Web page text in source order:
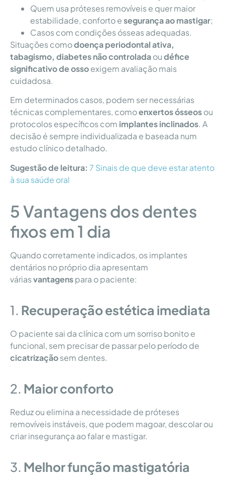
Quem usa próteses removíveis e quer maior
estabilidade, conforto esegurança ao mastigar;
Casos com condições ósseas adequadas.
Situações comodoença periodontal ativa,
tabagismo, diabetes não controladaoudéfice
significativo de ossoexigem avaliação mais
cuidadosa.
Em determinados casos, podem ser necessárias
técnicas complementares, comoenxertos ósseosou
protocolos específicos com implantes inclinados. A
decisão é sempre individualizada e baseada num
estudo clínico detalhado.
Sugestão de leitura: 7 Sinais de que deve estar atento
à sua saúde oral
5 Vantagens dos dentes
fixos em 1 dia
Quando corretamente indicados, os implantes
dentários no próprio dia apresentam
váriasvantagenspara o paciente:
1. Recuperação estética imediata
O paciente sai da clínica com um sorriso bonito e
funcional, sem precisar de passar pelo período de
cicatrizaçãosem dentes.
2. Maior conforto
Reduz ou elimina a necessidade de próteses
removíveis instáveis, que podem magoar, descolar ou
criar insegurança ao falar e mastigar.
3. Melhor função mastigatória